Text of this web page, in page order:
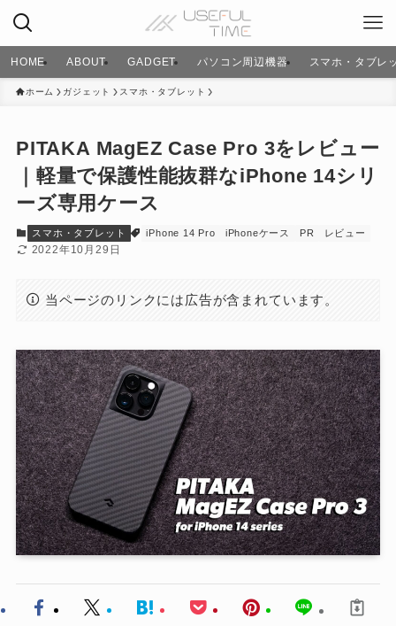
HOME ABOUT GADGET パソコン周辺機器 スマホ・タブレ
ホーム ガジェット スマホ・タブレット
PITAKA MagEZ Case Pro 3をレビュー
｜軽量で保護性能抜群なiPhone 14シリ
ーズ専用ケース
スマホ・タブレット iPhone 14 Pro iPhoneケース PR レビュー
2022年10月29日
当ページのリンクには広告が含まれています。